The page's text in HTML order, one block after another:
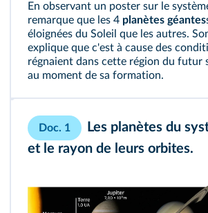
En observant un poster sur le
remarque que les 4 planètes géantes
éloignées du Soleil que les autres.
explique que c'est à cause des
régnaient dans cette région du futur
au moment de sa formation.
Doc. 1
Les planètes du
et le rayon de leurs orbites.